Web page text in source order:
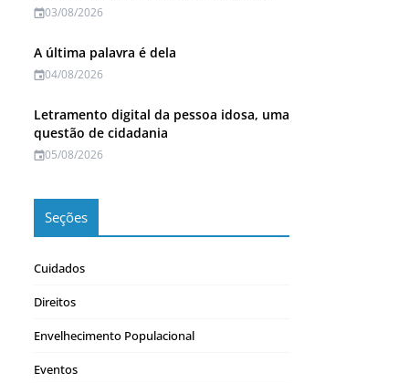
03/08/2026
A última palavra é dela
04/08/2026
Letramento digital da pessoa idosa, uma
questão de cidadania
05/08/2026
Seções
Cuidados
Direitos
Envelhecimento Populacional
Eventos